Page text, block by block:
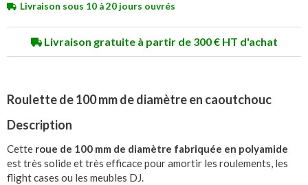
Livraison sous 10 à 20 jours ouvrés
Livraison gratuite à partir de 300 € HT d'achat
Roulette de 100 mm de diamètre en caoutchouc
Description
Cette roue de 100 mm de diamètre fabriquée en polyamide
est très solide et très efficace pour amortir les roulements, les
flight cases ou les meubles DJ.